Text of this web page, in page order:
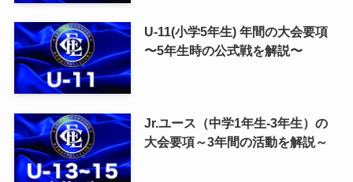
U-11(小学5年生) 年間の大会要項
〜5年生時の公式戦を解説〜
Jr.ユース（中学1年生-3年生）の
大会要項～3年間の活動を解説～